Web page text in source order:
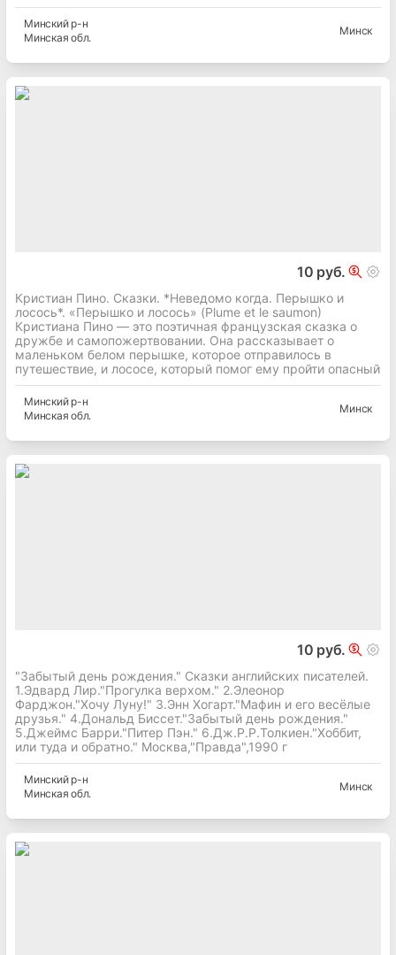
Минскийр-н
Минская обл.
Минск
10 руб.
Кристиан Пино. Сказки. *Неведомо когда. Перышко и
лосось*. «Перышко и лосось» (Plume et le saumon)
Кристиана Пино — это поэтичная французская сказка о
дружбе и самопожертвовании. Она рассказывает о
маленьком белом перышке, которое отправилось в
путешествие, и лососе, который помог ему пройти опасный
Минскийр-н
Минская обл.
Минск
10 руб.
"Забытый день рождения." Сказки английских писателей.
1.Эдвард Лир."Прогулка верхом." 2.Элеонор
Фарджон."Хочу Луну!" 3.Энн Хогарт."Мафин и его весёлые
друзья." 4.Дональд Биссет."Забытый день рождения."
5.Джеймс Барри."Питер Пэн." 6.Дж.Р.Р.Толкиен."Хоббит,
или туда и обратно." Москва,"Правда",1990 г
Минскийр-н
Минская обл.
Минск